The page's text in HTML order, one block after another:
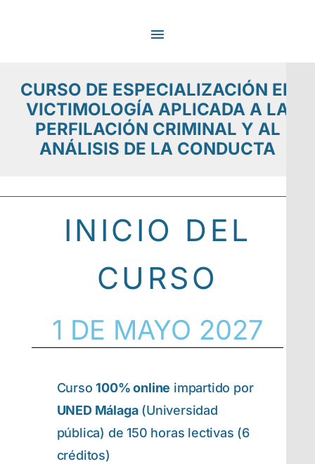
CURSO DE ESPECIALIZACIÓN EN
VICTIMOLOGÍA APLICADA A LA
PERFILACIÓN CRIMINAL Y AL
ANÁLISIS DE LA CONDUCTA
INICIO DEL
CURSO
1 DE MAYO 2027
Curso100% online impartido por
UNED Málaga(Universidad
pública) de 150 horas lectivas (6
créditos)